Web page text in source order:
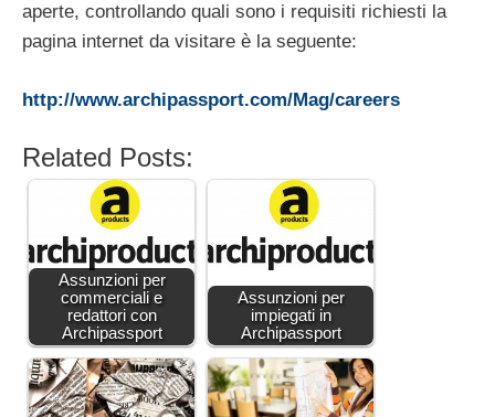
aperte, controllando quali sono i requisiti richiesti la
pagina internet da visitare è la seguente:
http://www.archipassport.com/Mag/careers
Related Posts:
Assunzioni per
commerciali e
redattori con
Archipassport
Assunzioni per
impiegati in
Archipassport